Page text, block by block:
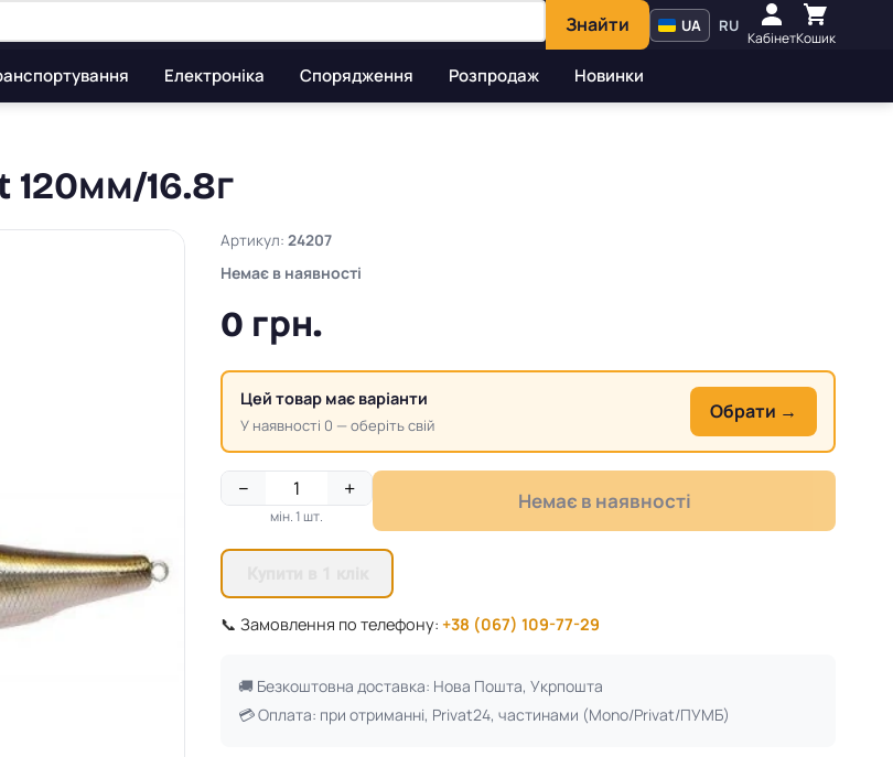
Знайти UA RU
КабінетКошик
Електроніка Спорядження Розпродаж Новинки
120мм/16.8г
Артикул: 24207
Немає в наявності
0 грн.
Цей товар має варіанти
У наявності 0 — оберіть свій
Обрати →
− +
мін. 1 шт.
Немає в наявності
📞 Замовлення по телефону: +38 (067) 109-77-29
🚚 Безкоштовна доставка: Нова Пошта, Укрпошта
💳 Оплата: при отриманні, Privat24, частинами (Mono/Privat/ПУМБ)